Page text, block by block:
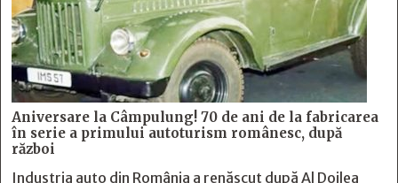
Aniversare la Câmpulung! 70 de ani de la fabricarea
în serie a primului autoturism românesc, după
război
Industria auto din România a renăscut după Al Doilea